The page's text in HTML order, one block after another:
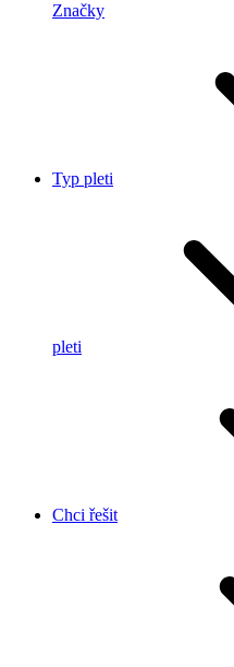
Značky
Typ pleti
pleti
Chci řešit